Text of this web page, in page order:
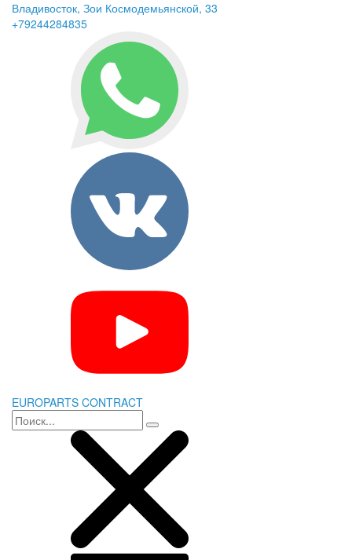
Владивосток, Зои Космодемьянской, 33
+79244284835
EUROPARTS CONTRACT